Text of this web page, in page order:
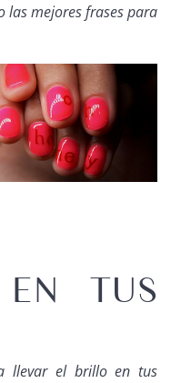
las mejores frases para
TUS
llevar el brillo en tus